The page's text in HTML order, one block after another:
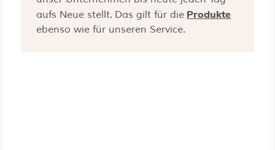
aufs Neue stellt. Das gilt für die Produkte
ebenso wie für unseren Service.